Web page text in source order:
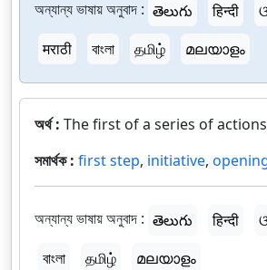
অন্যান্য ভাষায় অনুবাদ : తెలుగు हिन्दी
मराठी
বাংলা தமிழ் മലയാളം
অর্থ : The first of a series of
সমার্থক : first step, initiative,
অন্যান্য ভাষায় অনুবাদ : తెలుగు हिन्दी
বাংলা
தமிழ் മലയാളം